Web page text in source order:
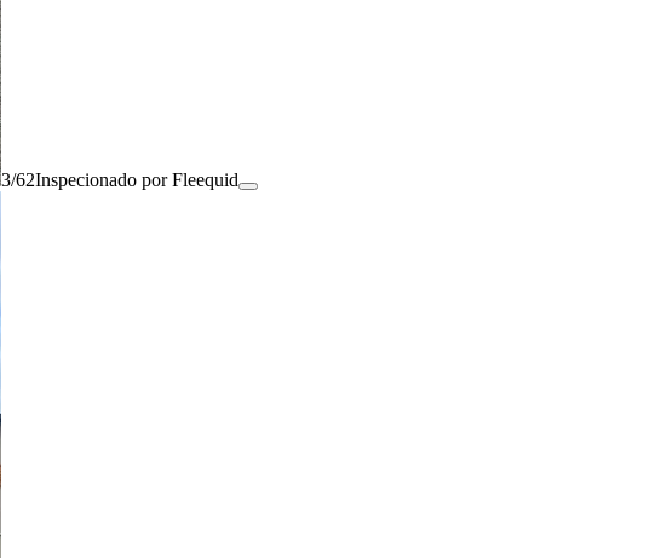
3/62Inspecionado por Fleequid